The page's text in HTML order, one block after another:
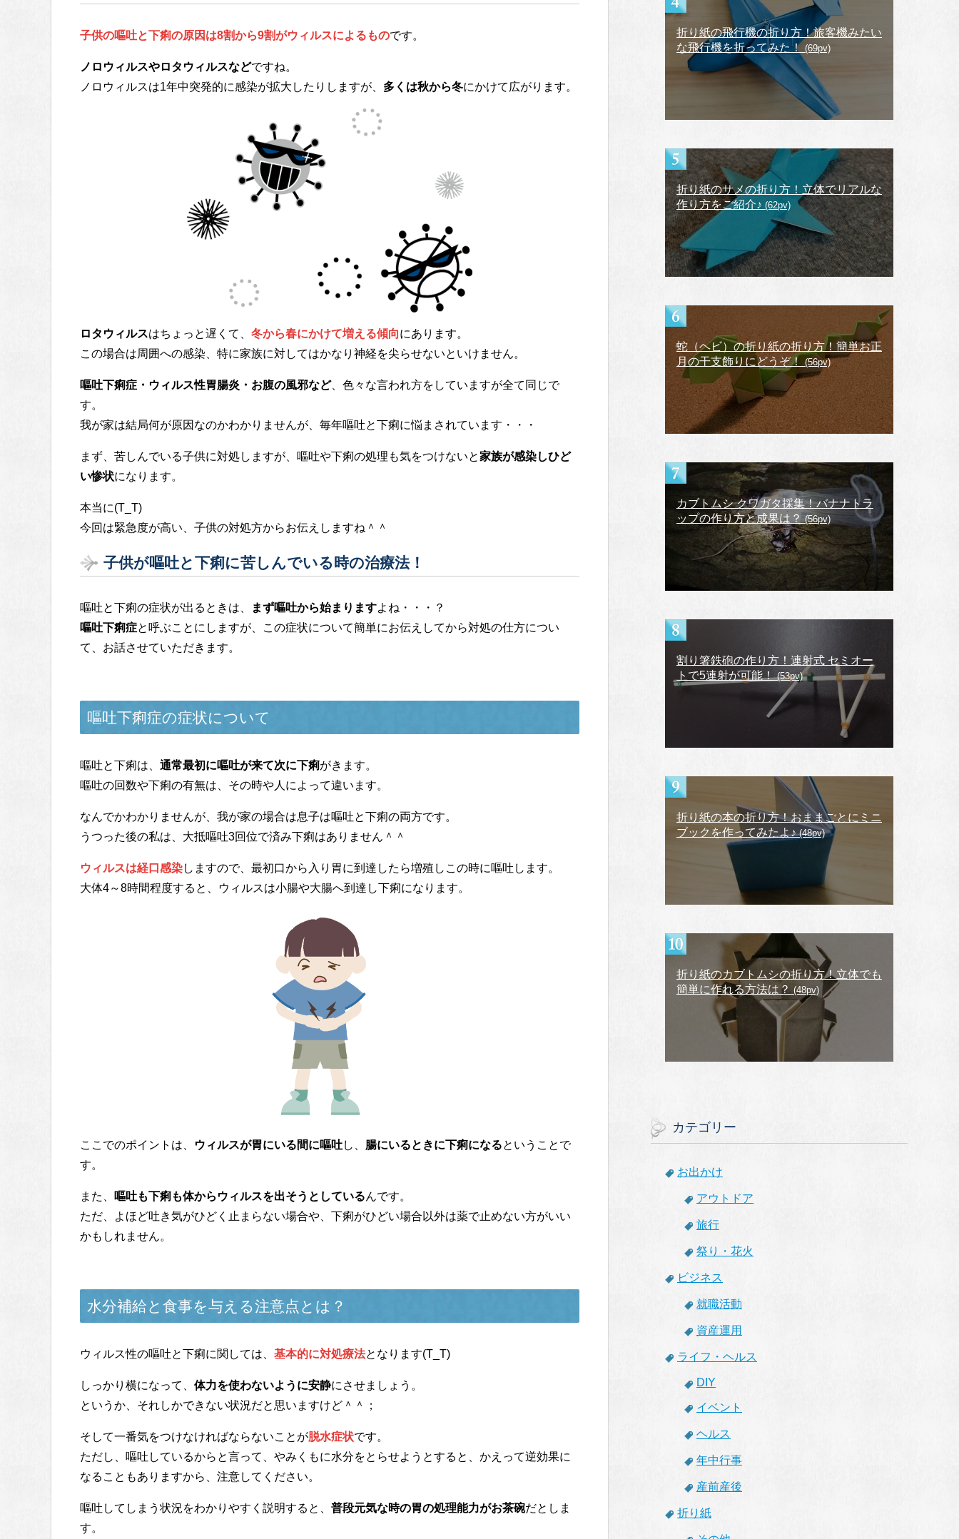
子供の嘔吐と下痢の原因は8割から9割がウィルスによるものです。
ノロウィルスやロタウィルスなどですね。
ノロウィルスは1年中突発的に感染が拡大したりしますが、 多くは秋から冬にかけて広がります。
ロタウィルスはちょっと遅くて、 冬から春にかけて増える傾向にあります。
この場合は周囲への感染、特に家族に対してはかなり神経を尖らせないといけません。
嘔吐下痢症・ウィルス性胃腸炎・お腹の風邪など、色々な言われ方をしていますが全て同じで
す。
我が家は結局何が原因なのかわかりませんが、毎年嘔吐と下痢に悩まされています・・・
まず、苦しんでいる子供に対処しますが、嘔吐や下痢の処理も気をつけないと家族が感染しひど
い惨状になります。
本当に(T_T)
今回は緊急度が高い、子供の対処方からお伝えしますね＾＾
子供が嘔吐と下痢に苦しんでいる時の治療法！
嘔吐と下痢の症状が出るときは、 まず嘔吐から始まりますよね・・・？
嘔吐下痢症と呼ぶことにしますが、この症状について簡単にお伝えしてから対処の仕方につい
て、お話させていただきます。
嘔吐下痢症の症状について
嘔吐と下痢は、 通常最初に嘔吐が来て次に下痢がきます。
嘔吐の回数や下痢の有無は、その時や人によって違います。
なんでかわかりませんが、我が家の場合は息子は嘔吐と下痢の両方です。
うつった後の私は、大抵嘔吐3回位で済み下痢はありません＾＾
ウィルスは経口感染しますので、最初口から入り胃に到達したら増殖しこの時に嘔吐します。
大体4～8時間程度すると、ウィルスは小腸や大腸へ到達し下痢になります。
ここでのポイントは、 ウィルスが胃にいる間に嘔吐し、 腸にいるときに下痢になるということで
す。
また、 嘔吐も下痢も体からウィルスを出そうとしているんです。
ただ、よほど吐き気がひどく止まらない場合や、下痢がひどい場合以外は薬で止めない方がいい
かもしれません。
水分補給と食事を与える注意点とは？
ウィルス性の嘔吐と下痢に関しては、 基本的に対処療法となります(T_T)
しっかり横になって、 体力を使わないように安静にさせましょう。
というか、それしかできない状況だと思いますけど＾＾；
そして一番気をつけなければならないことが脱水症状です。
ただし、嘔吐しているからと言って、やみくもに水分をとらせようとすると、かえって逆効果に
なることもありますから、注意してください。
嘔吐してしまう状況をわかりやすく説明すると、 普段元気な時の胃の処理能力がお茶碗だとしま
す。
折り紙の飛行機の折り方！旅客機みたい
な飛行機を折ってみた！ (69pv)
折り紙のサメの折り方！立体でリアルな
作り方をご紹介♪ (62pv)
蛇（ヘビ）の折り紙の折り方！簡単お正
月の干支飾りにどうぞ！ (56pv)
カブトムシ クワガタ採集！バナナトラ
ップの作り方と成果は？ (56pv)
割り箸鉄砲の作り方！連射式 セミオー
トで5連射が可能！(53pv)
折り紙の本の折り方！おままごとにミニ
ブックを作ってみたよ♪(48pv)
折り紙のカブトムシの折り方！立体でも
簡単に作れる方法は？ (48pv)
カテゴリー
お出かけ
アウトドア
旅行
祭り・花火
ビジネス
就職活動
資産運用
ライフ・ヘルス
DIY
イベント
ヘルス
年中行事
産前産後
折り紙